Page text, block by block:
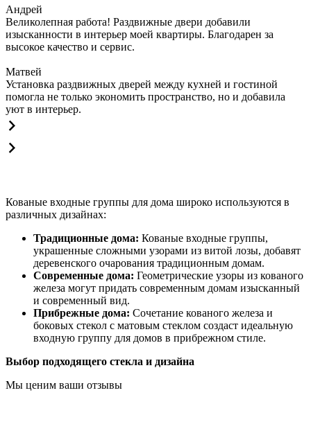
Андрей
Великолепная работа! Раздвижные двери добавили
изысканности в интерьер моей квартиры. Благодарен за
высокое качество и сервис.
Матвей
Установка раздвижных дверей между кухней и гостиной
помогла не только экономить пространство, но и добавила
уют в интерьер.
Кованые входные группы для дома широко используются в
различных дизайнах:
Традиционные дома: Кованые входные группы,
украшенные сложными узорами из витой лозы, добавят
деревенского очарования традиционным домам.
Современные дома: Геометрические узоры из кованого
железа могут придать современным домам изысканный
и современный вид.
Прибрежные дома: Сочетание кованого железа и
боковых стекол с матовым стеклом создаст идеальную
входную группу для домов в прибрежном стиле.
Выбор подходящего стекла и дизайна
Мы ценим ваши отзывы